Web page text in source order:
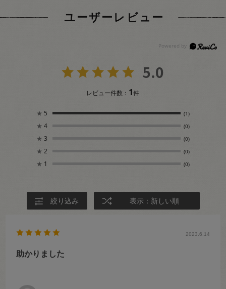
ユーザーレビュー
5.0
レビュー件数： 1件
★ 5 (1)
★ 4 (0)
★ 3 (0)
★ 2 (0)
★ 1 (0)
絞り込み 表示：新しい順
2023.6.14
助かりました